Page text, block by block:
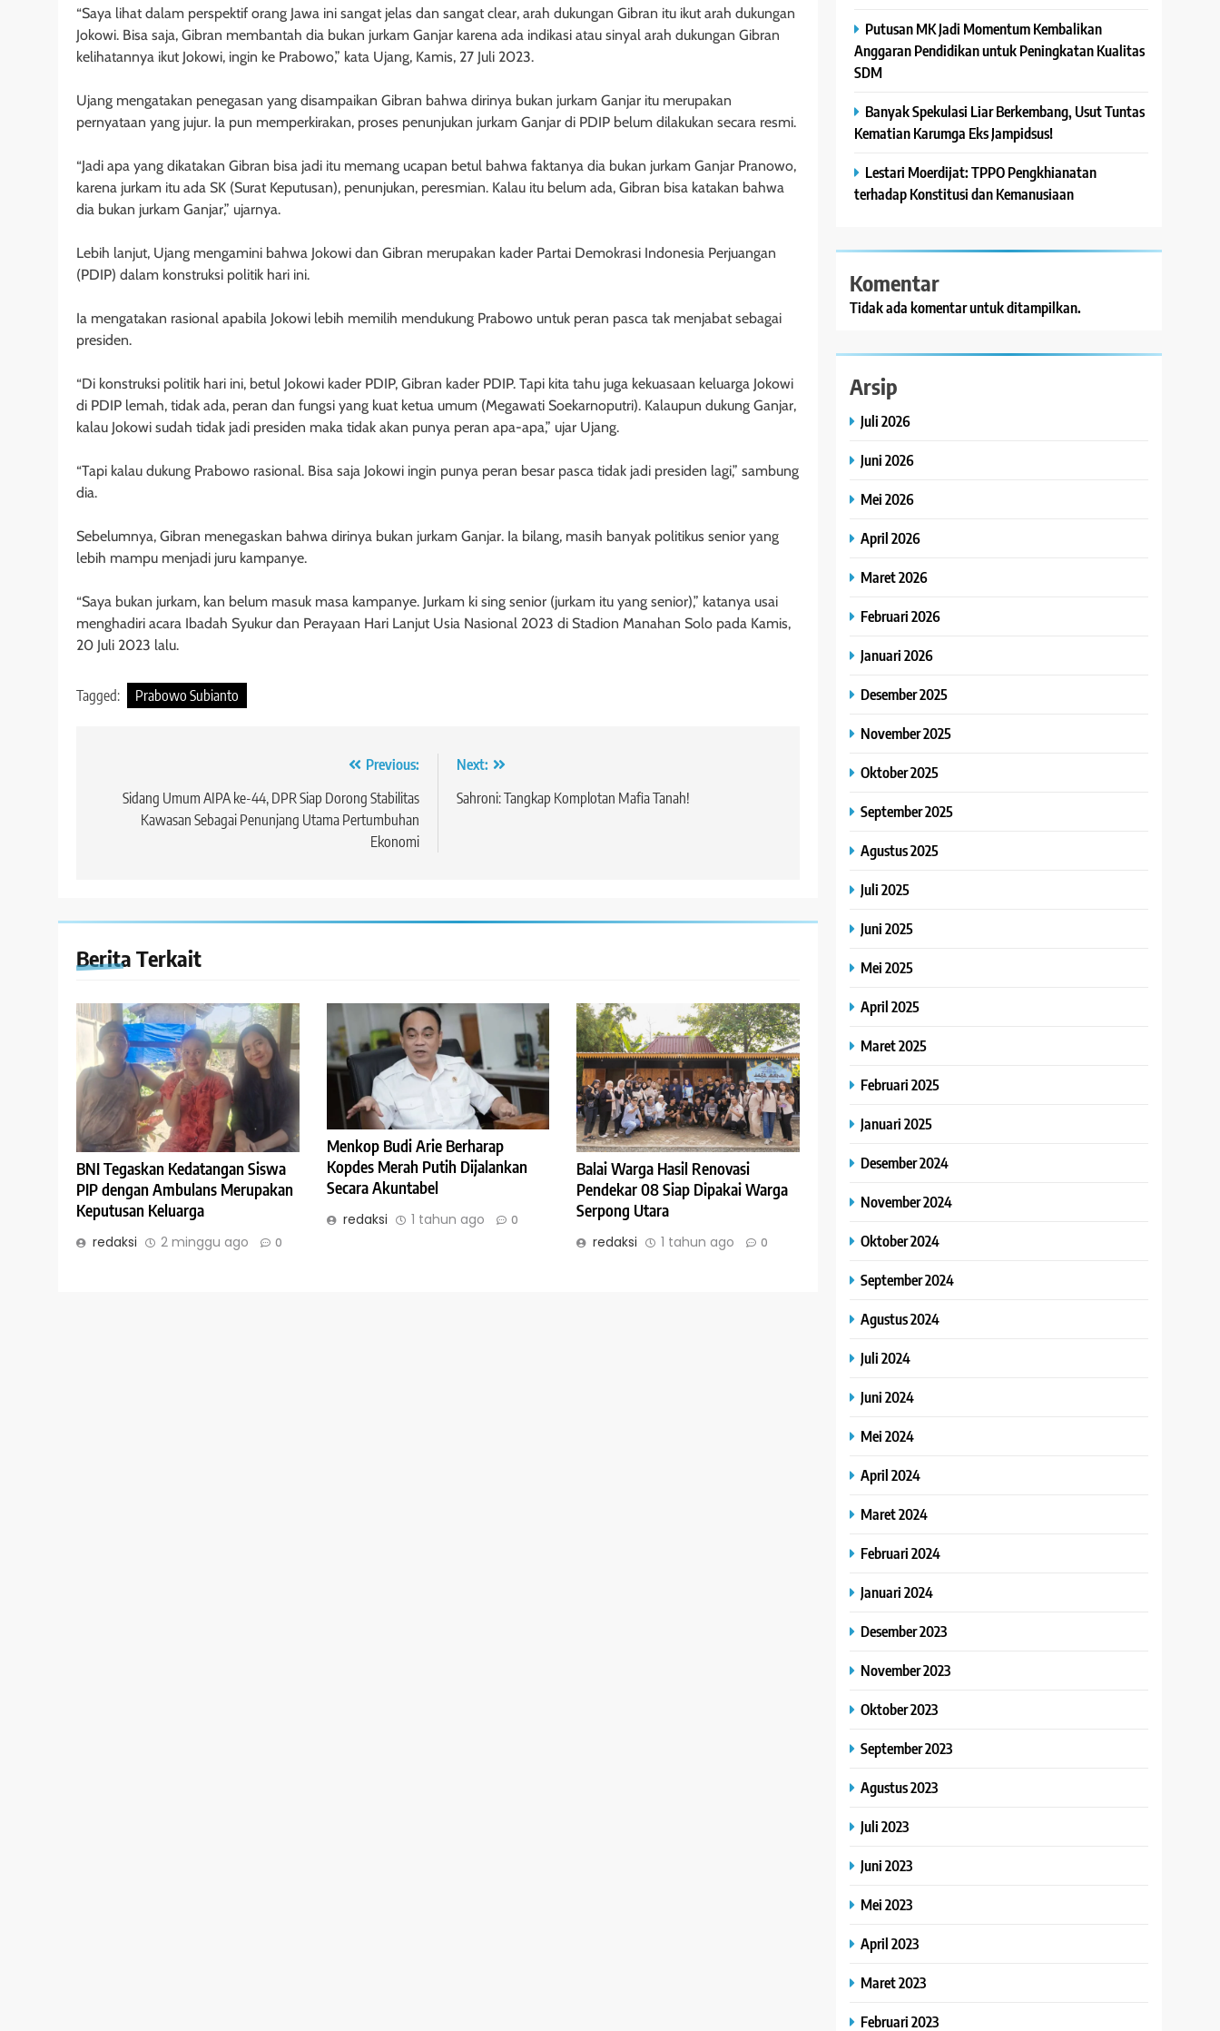
“Saya lihat dalam perspektif orang Jawa ini sangat jelas dan sangat clear, arah dukungan Gibran itu ikut arah dukungan
Jokowi. Bisa saja, Gibran membantah dia bukan jurkam Ganjar karena ada indikasi atau sinyal arah dukungan Gibran
kelihatannya ikut Jokowi, ingin ke Prabowo,” kata Ujang, Kamis, 27 Juli 2023.
Ujang mengatakan penegasan yang disampaikan Gibran bahwa dirinya bukan jurkam Ganjar itu merupakan
pernyataan yang jujur. Ia pun memperkirakan, proses penunjukan jurkam Ganjar di PDIP belum dilakukan secara resmi.
“Jadi apa yang dikatakan Gibran bisa jadi itu memang ucapan betul bahwa faktanya dia bukan jurkam Ganjar Pranowo,
karena jurkam itu ada SK (Surat Keputusan), penunjukan, peresmian. Kalau itu belum ada, Gibran bisa katakan bahwa
dia bukan jurkam Ganjar,” ujarnya.
Lebih lanjut, Ujang mengamini bahwa Jokowi dan Gibran merupakan kader Partai Demokrasi Indonesia Perjuangan
(PDIP) dalam konstruksi politik hari ini.
Ia mengatakan rasional apabila Jokowi lebih memilih mendukung Prabowo untuk peran pasca tak menjabat sebagai
presiden.
“Di konstruksi politik hari ini, betul Jokowi kader PDIP, Gibran kader PDIP. Tapi kita tahu juga kekuasaan keluarga Jokowi
di PDIP lemah, tidak ada, peran dan fungsi yang kuat ketua umum (Megawati Soekarnoputri). Kalaupun dukung Ganjar,
kalau Jokowi sudah tidak jadi presiden maka tidak akan punya peran apa-apa,” ujar Ujang.
“Tapi kalau dukung Prabowo rasional. Bisa saja Jokowi ingin punya peran besar pasca tidak jadi presiden lagi,” sambung
dia.
Sebelumnya, Gibran menegaskan bahwa dirinya bukan jurkam Ganjar. Ia bilang, masih banyak politikus senior yang
lebih mampu menjadi juru kampanye.
“Saya bukan jurkam, kan belum masuk masa kampanye. Jurkam ki sing senior (jurkam itu yang senior),” katanya usai
menghadiri acara Ibadah Syukur dan Perayaan Hari Lanjut Usia Nasional 2023 di Stadion Manahan Solo pada Kamis,
20 Juli 2023 lalu.
Tagged: Prabowo Subianto
pos
Previous:
Sidang Umum AIPA ke-44, DPR Siap Dorong Stabilitas
Kawasan Sebagai Penunjang Utama Pertumbuhan
Ekonomi
Next:
Sahroni: Tangkap Komplotan Mafia Tanah!
Berita Terkait
BNI Tegaskan Kedatangan Siswa
PIP dengan Ambulans Merupakan
Keputusan Keluarga
redaksi 2 minggu ago 0
Menkop Budi Arie Berharap
Kopdes Merah Putih Dijalankan
Secara Akuntabel
redaksi 1 tahun ago 0
Balai Warga Hasil Renovasi
Pendekar 08 Siap Dipakai Warga
Serpong Utara
redaksi 1 tahun ago 0
Putusan MK Jadi Momentum Kembalikan
Anggaran Pendidikan untuk Peningkatan Kualitas
SDM
Banyak Spekulasi Liar Berkembang, Usut Tuntas
Kematian Karumga Eks Jampidsus!
Lestari Moerdijat: TPPO Pengkhianatan
terhadap Konstitusi dan Kemanusiaan
Komentar
Tidak ada komentar untuk ditampilkan.
Arsip
Juli 2026
Juni 2026
Mei 2026
April 2026
Maret 2026
Februari 2026
Januari 2026
Desember 2025
November 2025
Oktober 2025
September 2025
Agustus 2025
Juli 2025
Juni 2025
Mei 2025
April 2025
Maret 2025
Februari 2025
Januari 2025
Desember 2024
November 2024
Oktober 2024
September 2024
Agustus 2024
Juli 2024
Juni 2024
Mei 2024
April 2024
Maret 2024
Februari 2024
Januari 2024
Desember 2023
November 2023
Oktober 2023
September 2023
Agustus 2023
Juli 2023
Juni 2023
Mei 2023
April 2023
Maret 2023
Februari 2023